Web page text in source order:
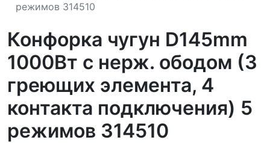
режимов 314510
Конфорка чугун D145mm
1000Вт с нерж. ободом (3
греющих элемента, 4
контакта подключения) 5
режимов 314510